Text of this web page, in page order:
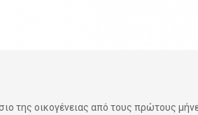
της οικογένειας από τους πρώτους